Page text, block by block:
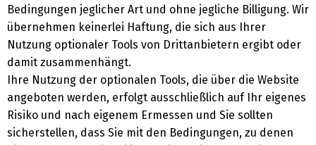
Bedingungen jeglicher Art und ohne jegliche Billigung. Wir
übernehmen keinerlei Haftung, die sich aus Ihrer
Nutzung optionaler Tools von Drittanbietern ergibt oder
damit zusammenhängt.
Ihre Nutzung der optionalen Tools, die über die Website
angeboten werden, erfolgt ausschließlich auf Ihr eigenes
Risiko und nach eigenem Ermessen und Sie sollten
sicherstellen, dass Sie mit den Bedingungen, zu denen